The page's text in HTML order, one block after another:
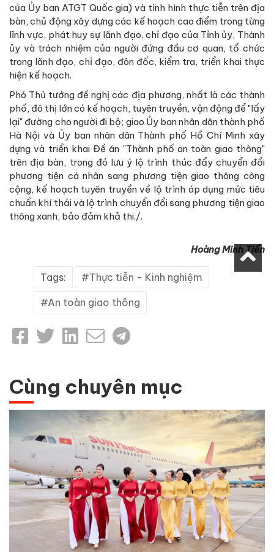
của Ủy ban ATGT Quốc gia) và tình hình thực tiễn trên địa
bàn, chủ động xây dựng các kế hoạch cao điểm trong từng
lĩnh vực, phát huy sự lãnh đạo, chỉ đạo của Tỉnh ủy, Thành
ủy và trách nhiệm của người đứng đầu cơ quan, tổ chức
trong lãnh đạo, chỉ đạo, đôn đốc, kiểm tra, triển khai thực
hiện kế hoạch.
Phó Thủ tướng đề nghị các địa phương, nhất là các thành
phố, đô thị lớn có kế hoạch, tuyên truyền, vận động để "lấy
lại" đường cho người đi bộ; giao Ủy ban nhân dân thành phố
Hà Nội và Ủy ban nhân dân Thành phố Hồ Chí Minh xây
dựng và triển khai Đề án "Thành phố an toàn giao thông"
trên địa bàn, trong đó lưu ý lộ trình thúc đẩy chuyển đổi
phương tiện cá nhân sang phương tiện giao thông công
cộng, kế hoạch tuyên truyền về lộ trình áp dụng mức tiêu
chuẩn khí thải và lộ trình chuyển đổi sang phương tiện giao
thông xanh, bảo đảm khả thi./.
Hoàng Minh Tiến
Tags: Thực tiễn - Kinh nghiệm
An toàn giao thông
Cùng chuyên mục